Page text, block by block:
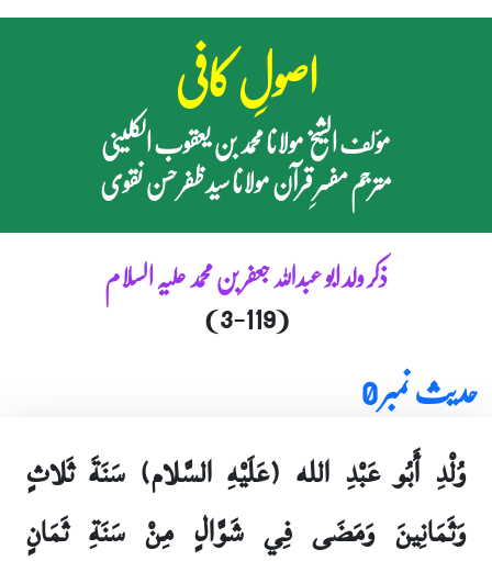
اصولِ کافی
مؤلف الشیخ مولانا محمد بن یعقوب الکلینی
مترجم مفسرِ قرآن مولانا سید ظفر حسن نقوی
ذکر ولد ابو عبداللہ جعفر بن محمد علیہ السلام
(3-119)
حدیث نمبر 0
وُلْدِ أَبُو عَبْدِ الله (عَلَيْهِ السَّلام) سَنَةَ ثَلاثٍ
وَثَمَانِينَ وَمَضَى فِي شَوَّالٍ مِنْ سَنَةِ ثَمَانٍ